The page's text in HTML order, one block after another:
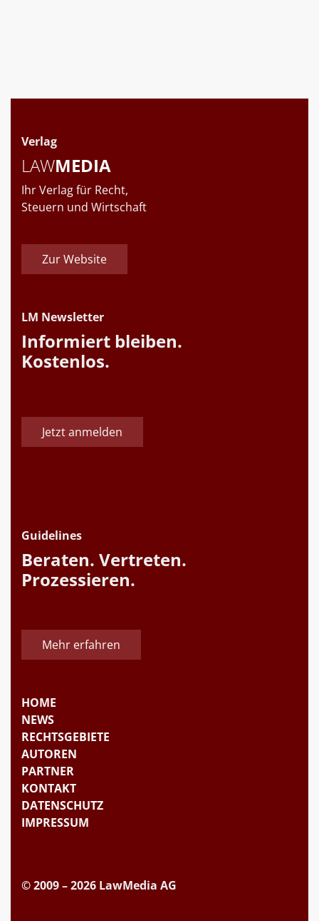
Verlag
LAWMEDIA
Ihr Verlag für Recht,
Steuern und Wirtschaft
Zur Website
LM Newsletter
Informiert bleiben.
Kostenlos.
Jetzt anmelden
Guidelines
Beraten. Vertreten.
Prozessieren.
Mehr erfahren
HOME
NEWS
RECHTSGEBIETE
AUTOREN
PARTNER
KONTAKT
DATENSCHUTZ
IMPRESSUM
© 2009 – 2026 LawMedia AG